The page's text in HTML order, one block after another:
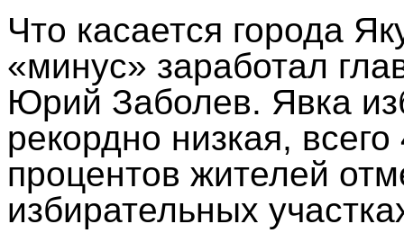
Что касается города
«минус» заработал
Юрий Заболев. Явка
рекордно низкая,
процентов жителей
избирательных